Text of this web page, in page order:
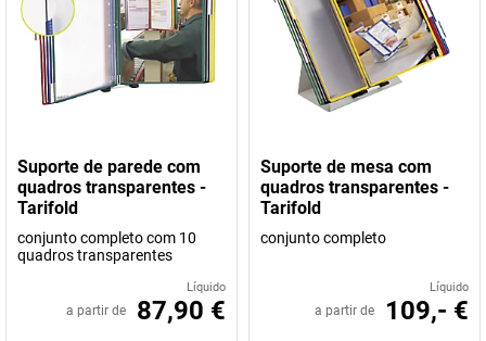
Suporte de parede com
quadros transparentes -
Tarifold
conjunto completo com 10
quadros transparentes
Líquido
a partir de 87,90 €
Suporte de mesa com
quadros transparentes -
Tarifold
conjunto completo
Líquido
a partir de 109,- €